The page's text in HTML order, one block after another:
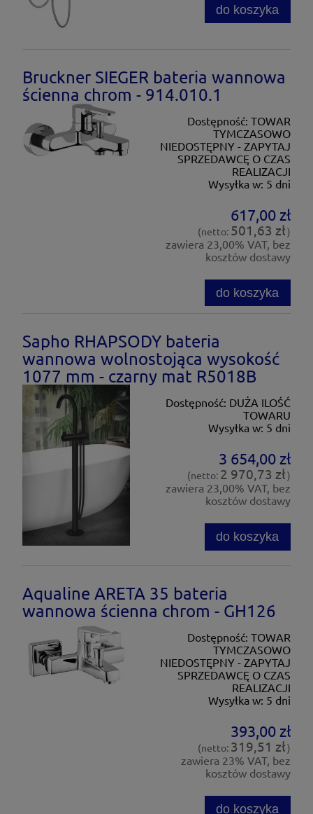
do koszyka
Bruckner SIEGER bateria wannowa
ścienna chrom - 914.010.1
Dostępność: TOWAR
TYMCZASOWO
NIEDOSTĘPNY - ZAPYTAJ
SPRZEDAWCĘ O CZAS
REALIZACJI
Wysyłka w: 5 dni
617,00 zł
(netto: 501,63 zł)
zawiera 23,00% VAT, bez
kosztów dostawy
do koszyka
Sapho RHAPSODY bateria
wannowa wolnostojąca wysokość
1077 mm - czarny mat R5018B
Dostępność: DUŻA ILOŚĆ
TOWARU
Wysyłka w: 5 dni
3 654,00 zł
(netto: 2 970,73 zł)
zawiera 23,00% VAT, bez
kosztów dostawy
do koszyka
Aqualine ARETA 35 bateria
wannowa ścienna chrom - GH126
Dostępność: TOWAR
TYMCZASOWO
NIEDOSTĘPNY - ZAPYTAJ
SPRZEDAWCĘ O CZAS
REALIZACJI
Wysyłka w: 5 dni
393,00 zł
(netto: 319,51 zł)
zawiera 23% VAT, bez
kosztów dostawy
do koszyka